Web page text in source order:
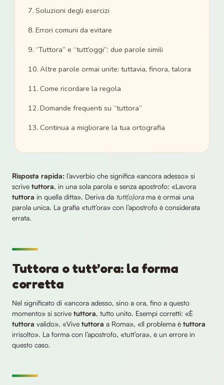
Soluzioni degli esercizi
Errori comuni da evitare
“Tuttora” e “tutt’oggi”: due parole simili
Altre parole ormai unite: tuttavia, finora, talora
Come ricordare la regola
Domande frequenti su “tuttora”
Continua a migliorare la tua ortografia
Risposta rapida: l’avverbio che significa «ancora adesso» si
scrive tuttora, in una sola parola e senza apostrofo: «Lavora
tuttora in quella ditta». Deriva da tutt(o)orama è ormai una
parola unica. La grafia «tutt’ora» con l’apostrofo è considerata
errata.
Tuttora o tutt’ora: la forma
corretta
Nel significato di «ancora adesso, sino a ora, fino a questo
momento» si scrive tuttora, tutto unito. Esempi corretti: «È
tuttora valido», «Vive tuttora a Roma», «Il problema è tuttora
irrisolto». La forma con l’apostrofo, «tutt’ora», è un errore in
questo caso.